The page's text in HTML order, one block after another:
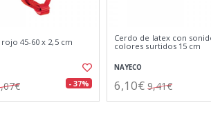
45-60 x 2,5 cm
- 37%
Cerdo de latex con
colores surtidos 15 cm
NAYECO
6,10€ 9,41€